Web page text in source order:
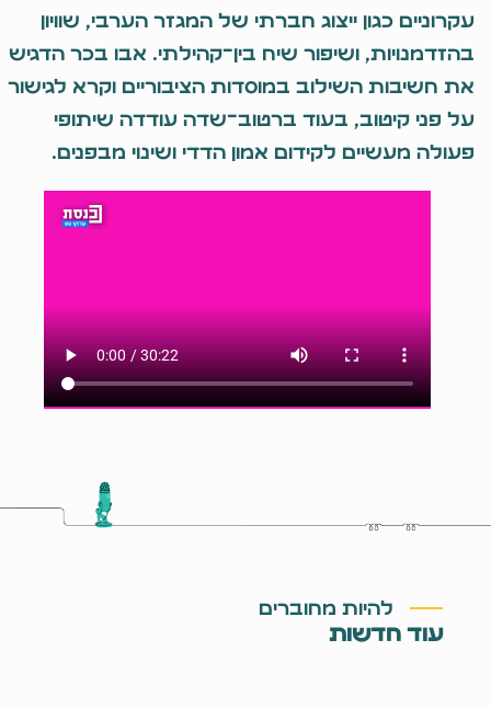
עקרוניים כגון ייצוג חברתי של המגזר הערבי, שוויון
בהזדמנויות, ושיפור שיח בין־קהילתי. אבו בכר הדגיש
את חשיבות השילוב במוסדות הציבוריים וקרא לגישור
על פני קיטוב, בעוד ברטוב־שדה עודדה שיתופי
פעולה מעשיים לקידום אמון הדדי ושינוי מבפנים.
להיות מחוברים
עוד חדשות